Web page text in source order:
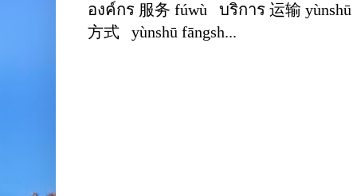
องค์กร 服务 fúwù บริการ 运输
方式 yùnshū fāngsh...